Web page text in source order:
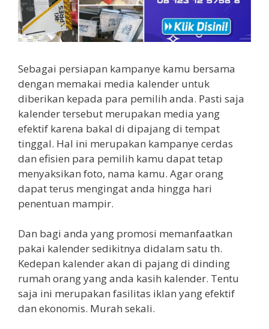
Sebagai persiapan kampanye kamu bersama
dengan memakai media kalender untuk
diberikan kepada para pemilih anda. Pasti saja
kalender tersebut merupakan media yang
efektif karena bakal di dipajang di tempat
tinggal. Hal ini merupakan kampanye cerdas
dan efisien para pemilih kamu dapat tetap
menyaksikan foto, nama kamu. Agar orang
dapat terus mengingat anda hingga hari
penentuan mampir.
Dan bagi anda yang promosi memanfaatkan
pakai kalender sedikitnya didalam satu th.
Kedepan kalender akan di pajang di dinding
rumah orang yang anda kasih kalender. Tentu
saja ini merupakan fasilitas iklan yang efektif
dan ekonomis. Murah sekali.